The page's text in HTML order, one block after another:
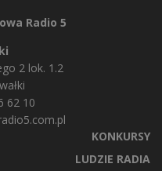
Radio 5
2 lok. 1.2
62 10
KONKURSY
LUDZIE RADIA